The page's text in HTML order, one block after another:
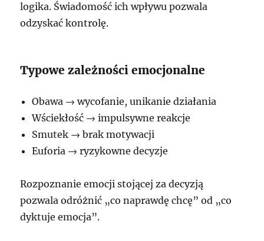
logika. Świadomość ich wpływu pozwala
odzyskać kontrolę.
Typowe zależności emocjonalne
Obawa → wycofanie, unikanie działania
Wściekłość → impulsywne reakcje
Smutek → brak motywacji
Euforia → ryzykowne decyzje
Rozpoznanie emocji stojącej za decyzją
pozwala odróżnić „co naprawdę chcę” od „co
dyktuje emocja”.